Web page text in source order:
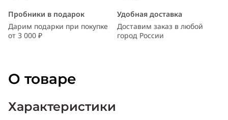
Пробники в подарок
Дарим подарки при покупке
от 3 000 ₽
Удобная доставка
Доставим заказ в любой
город России
О товаре
Характеристики